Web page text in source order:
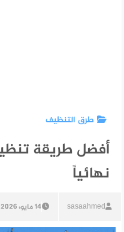
طرق التنظيف
أفضل طريقة
نهائياً
sasaahmed 14 مايو، 2026